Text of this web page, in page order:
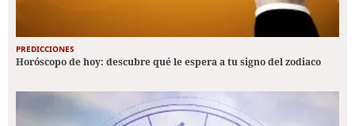
PREDICCIONES
Horóscopo de hoy: descubre qué le espera a tu signo del zodiaco